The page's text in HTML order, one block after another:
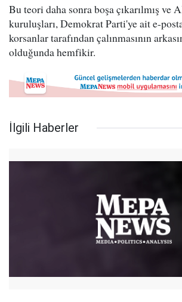
Bu teori daha sonra boşa çıkarılmış ve
kuruluşları, Demokrat Parti'ye ait e-
korsanlar tarafından çalınmasının
olduğunda hemfikir.
İlgili Haberler